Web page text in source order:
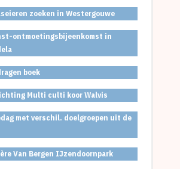
zoeken in Westergouwe
ontmoetingsbijeenkomst in
boek
Multi culti koor Walvis
met verschil. doelgroepen uit de
Van Bergen IJzendoornpark